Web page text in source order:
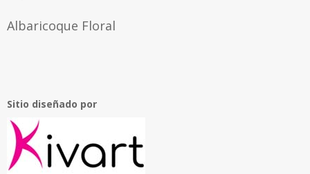
Albaricoque Floral
Sitio diseñado por